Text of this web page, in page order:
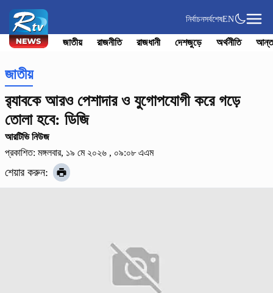
নির্বাচনসর্বশেষEN
জাতীয় রাজনীতি রাজধানী দেশজুড়ে অর্থনীতি
জাতীয়
র‌্যাবকে আরও পেশাদার ও যুগোপযোগী করে গড়ে
তোলা হবে: ডিজি
আরটিভি নিউজ
প্রকাশিত: মঙ্গলবার, ১৯ মে ২০২৬ , ০৯:০৮ এএম
শেয়ার করুন: